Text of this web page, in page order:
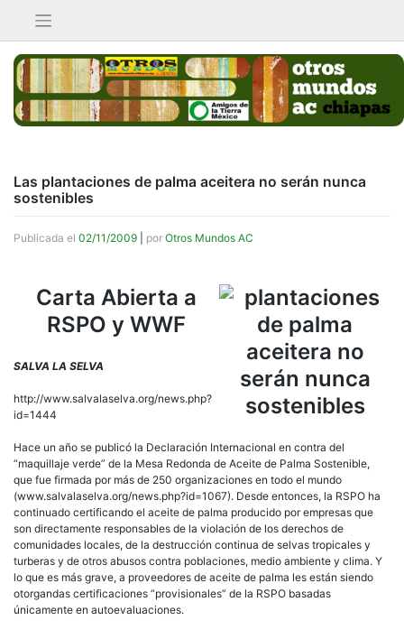
contenido
Las plantaciones de palma aceitera no serán nunca
sostenibles
Publicada el 02/11/2009 por Otros Mundos AC
Carta Abierta a
RSPO y WWF
SALVA LA SELVA
http://www.salvalaselva.org/news.php?
id=1444
Hace un año se publicó la Declaración Internacional en contra del
“maquillaje verde” de la Mesa Redonda de Aceite de Palma Sostenible,
que fue firmada por más de 250 organizaciones en todo el mundo
(www.salvalaselva.org/news.php?id=1067). Desde entonces, la RSPO ha
continuado certificando el aceite de palma producido por empresas que
son directamente responsables de la violación de los derechos de
comunidades locales, de la destrucción continua de selvas tropicales y
turberas y de otros abusos contra poblaciones, medio ambiente y clima. Y
lo que es más grave, a proveedores de aceite de palma les están siendo
otorgandas certificaciones “provisionales” de la RSPO basadas
únicamente en autoevaluaciones.